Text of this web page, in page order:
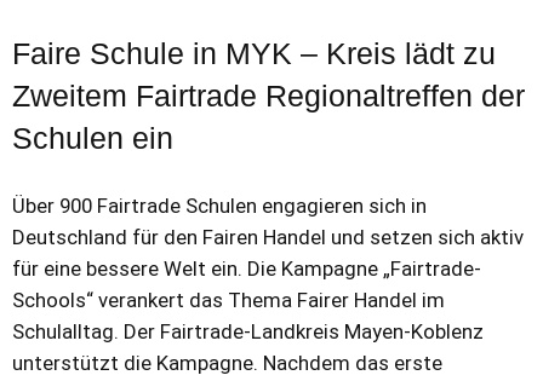
Faire Schule in MYK – Kreis lädt zu
Zweitem Fairtrade Regionaltreffen der
Schulen ein
Über 900 Fairtrade Schulen engagieren sich in
Deutschland für den Fairen Handel und setzen sich aktiv
für eine bessere Welt ein. Die Kampagne „Fairtrade-
Schools“ verankert das Thema Fairer Handel im
Schulalltag. Der Fairtrade-Landkreis Mayen-Koblenz
unterstützt die Kampagne. Nachdem das erste